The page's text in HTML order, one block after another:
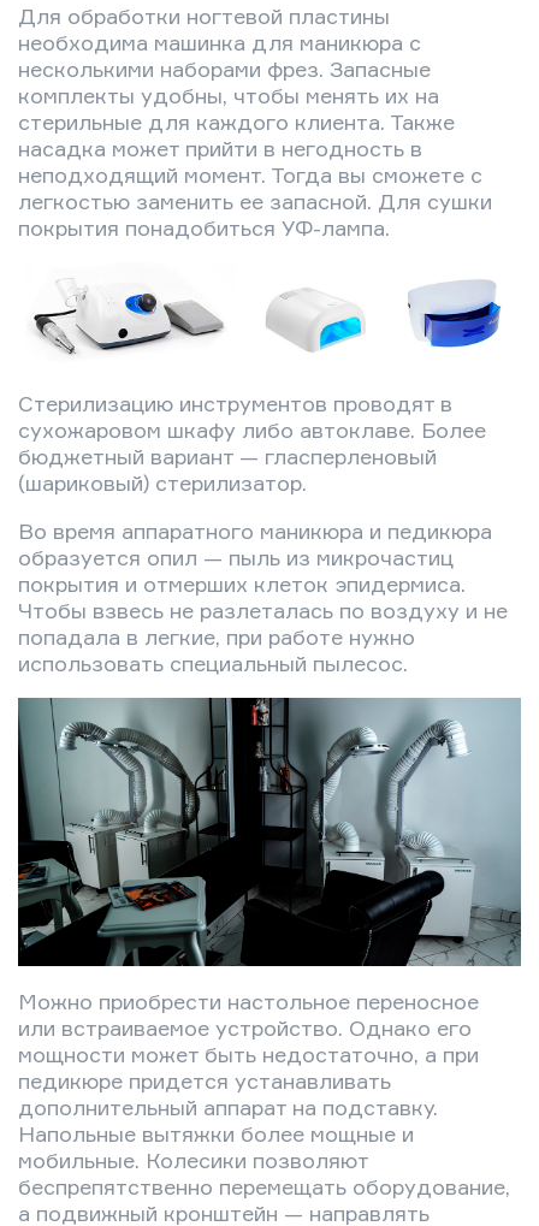
Для обработки ногтевой пластины
необходима машинка для маникюра с
несколькими наборами фрез. Запасные
комплекты удобны, чтобы менять их на
стерильные для каждого клиента. Также
насадка может прийти в негодность в
неподходящий момент. Тогда вы сможете с
легкостью заменить ее запасной. Для сушки
покрытия понадобиться УФ-лампа.
Стерилизацию инструментов проводят в
сухожаровом шкафу либо автоклаве. Более
бюджетный вариант — гласперленовый
(шариковый) стерилизатор.
Во время аппаратного маникюра и педикюра
образуется опил — пыль из микрочастиц
покрытия и отмерших клеток эпидермиса.
Чтобы взвесь не разлеталась по воздуху и не
попадала в легкие, при работе нужно
использовать специальный пылесос.
Можно приобрести настольное переносное
или встраиваемое устройство. Однако его
мощности может быть недостаточно, а при
педикюре придется устанавливать
дополнительный аппарат на подставку.
Напольные вытяжки более мощные и
мобильные. Колесики позволяют
беспрепятственно перемещать оборудование,
а подвижный кронштейн — направлять